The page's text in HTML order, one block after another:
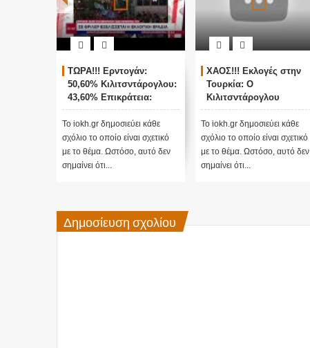
ΤΩΡΑ!!! Ερντογάν:
50,60% Κιλιτσντάρογλου:
43,60% Επικράτεια:
78,2%
Το iokh.gr δημοσιεύει κάθε
σχόλιο το οποίο είναι σχετικό
με το θέμα. Ωστόσο, αυτό δεν
σημαίνει ότι...
ΧΑΟΣ!!! Εκλογές στην
Τουρκία: Ο
Κιλιτσντάρογλου
αμφισβητεί τα
αποτελέσματα θα γίνουν
ενστάσεις...
Το iokh.gr δημοσιεύει κάθε
σχόλιο το οποίο είναι σχετικό
με το θέμα. Ωστόσο, αυτό δεν
σημαίνει ότι...
Δημοσίευση σχολίου